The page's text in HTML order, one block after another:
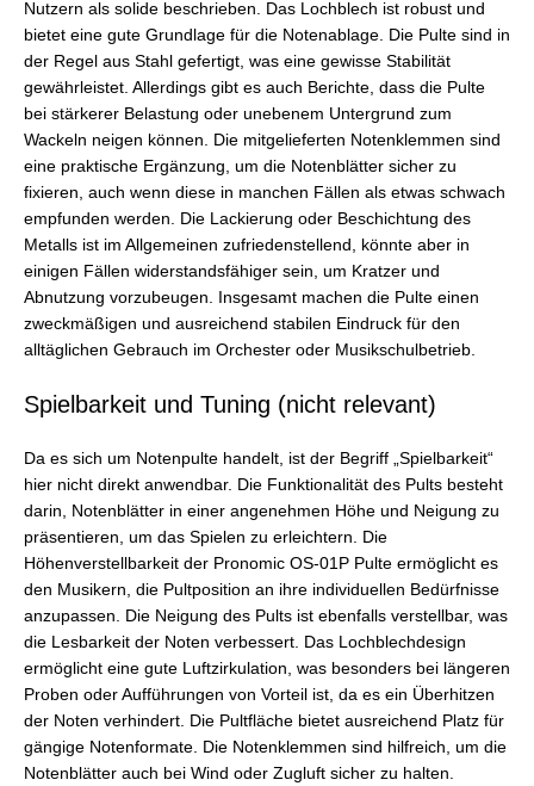
Nutzern als solide beschrieben. Das Lochblech ist robust und
bietet eine gute Grundlage für die Notenablage. Die Pulte sind in
der Regel aus Stahl gefertigt, was eine gewisse Stabilität
gewährleistet. Allerdings gibt es auch Berichte, dass die Pulte
bei stärkerer Belastung oder unebenem Untergrund zum
Wackeln neigen können. Die mitgelieferten Notenklemmen sind
eine praktische Ergänzung, um die Notenblätter sicher zu
fixieren, auch wenn diese in manchen Fällen als etwas schwach
empfunden werden. Die Lackierung oder Beschichtung des
Metalls ist im Allgemeinen zufriedenstellend, könnte aber in
einigen Fällen widerstandsfähiger sein, um Kratzer und
Abnutzung vorzubeugen. Insgesamt machen die Pulte einen
zweckmäßigen und ausreichend stabilen Eindruck für den
alltäglichen Gebrauch im Orchester oder Musikschulbetrieb.
Spielbarkeit und Tuning (nicht relevant)
Da es sich um Notenpulte handelt, ist der Begriff „Spielbarkeit“
hier nicht direkt anwendbar. Die Funktionalität des Pults besteht
darin, Notenblätter in einer angenehmen Höhe und Neigung zu
präsentieren, um das Spielen zu erleichtern. Die
Höhenverstellbarkeit der Pronomic OS-01P Pulte ermöglicht es
den Musikern, die Pultposition an ihre individuellen Bedürfnisse
anzupassen. Die Neigung des Pults ist ebenfalls verstellbar, was
die Lesbarkeit der Noten verbessert. Das Lochblechdesign
ermöglicht eine gute Luftzirkulation, was besonders bei längeren
Proben oder Aufführungen von Vorteil ist, da es ein Überhitzen
der Noten verhindert. Die Pultfläche bietet ausreichend Platz für
gängige Notenformate. Die Notenklemmen sind hilfreich, um die
Notenblätter auch bei Wind oder Zugluft sicher zu halten.